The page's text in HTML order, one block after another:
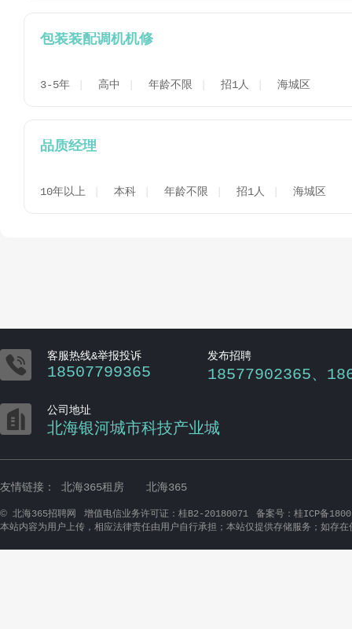
包装装配调机机修
3-5年 高中 年龄不限 招1人 海城区
品质经理
10年以上 本科 年龄不限 招1人 海城区
 客服热线&举报投诉
18507799365
发布招聘
18577902365、
 公司地址
北海银河城市科技产业城
友情链接： 北海365租房 北海365
© 北海365招聘网 增值电信业务许可证：桂B2-20180071
备案号：桂ICP备
本站内容为用户上传，相应法律责任由用户自行承担；本站仅提供存储服务；如存